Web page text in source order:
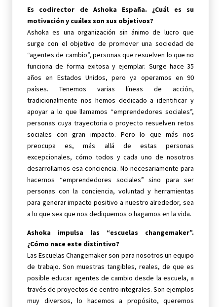
Es codirector de Ashoka España. ¿Cuál es su
motivación y cuáles son sus objetivos?
Ashoka es una organización sin ánimo de lucro que
surge con el objetivo de promover una sociedad de
“agentes de cambio”, personas que resuelven lo que no
funciona de forma exitosa y ejemplar. Surge hace 35
años en Estados Unidos, pero ya operamos en 90
países. Tenemos varias líneas de acción,
tradicionalmente nos hemos dedicado a identificar y
apoyar a lo que llamamos “emprendedores sociales”,
personas cuya trayectoria o proyecto resuelven retos
sociales con gran impacto. Pero lo que más nos
preocupa es, más allá de estas personas
excepcionales, cómo todos y cada uno de nosotros
desarrollamos esa conciencia. No necesariamente para
hacernos “emprendedores sociales” sino para ser
personas con la conciencia, voluntad y herramientas
para generar impacto positivo a nuestro alrededor, sea
a lo que sea que nos dediquemos o hagamos en la vida.
Ashoka impulsa las “escuelas changemaker”.
¿Cómo nace este distintivo?
Las Escuelas Changemaker son para nosotros un equipo
de trabajo. Son muestras tangibles, reales, de que es
posible educar agentes de cambio desde la escuela, a
través de proyectos de centro integrales. Son ejemplos
muy diversos, lo hacemos a propósito, queremos